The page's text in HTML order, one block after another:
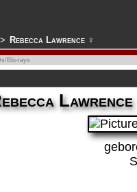
> Rebecca Lawrence ♀
Blu-rays
Lawrence